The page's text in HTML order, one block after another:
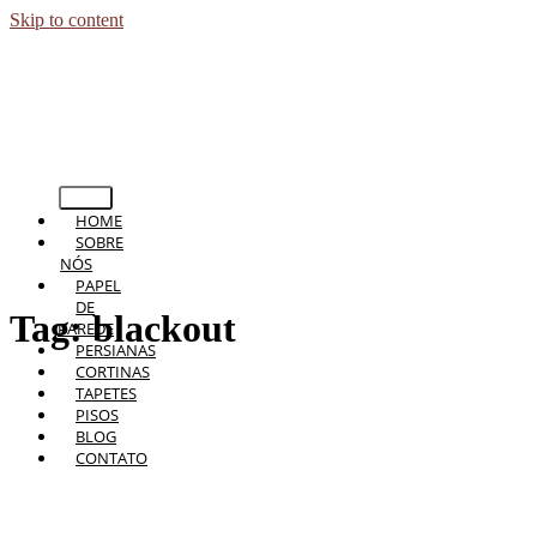
Skip to content
HOME
SOBRE
NÓS
PAPEL
DE
PAREDE
PERSIANAS
CORTINAS
TAPETES
PISOS
BLOG
CONTATO
Tag:blackout